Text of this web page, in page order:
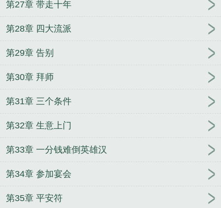
第27章 带走十年
第28章 四大流派
第29章 告别
第30章 拜师
第31章 三个条件
第32章 生意上门
第33章 一分钱难倒英雄汉
第34章 参加宴会
第35章 平安符